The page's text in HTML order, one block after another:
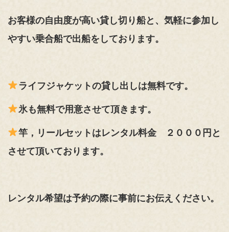
お客様の自由度が高い貸し切り船と、気軽に参加し
やすい乗合船で出船をしております。
ライフジャケットの貸し出しは無料です。
氷も無料で用意させて頂きます。
竿，リールセットはレンタル料金 ２０００円と
させて頂いております。
レンタル希望は予約の際に事前にお伝えください。